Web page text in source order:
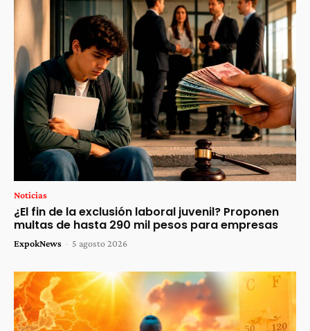
Noticias
¿El fin de la exclusión laboral juvenil? Proponen
multas de hasta 290 mil pesos para empresas
ExpokNews - 5 agosto 2026